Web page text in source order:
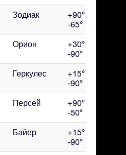
Зодиак
+90° до
-65°
Орион
+30° до
-90°
Геркулес
+15° до
-90°
Персей
+90° до
-50°
Байер
+15° до
-90°